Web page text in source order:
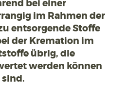
bei einer
im Rahmen der
entsorgende Stoffe
der Kremation im
übrig, die
werden können